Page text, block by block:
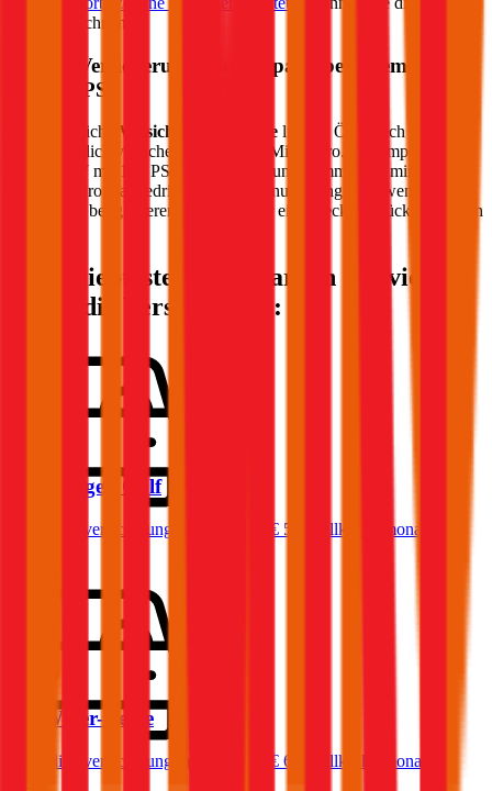
genau berechnen.
Welche Versicherungssumme passt bei einem PKW
PS?
Die gesetzliche Versicherungssumme liegt in Österreich bei der
Kfz-Haftpflichtversicherung bei 7,79 Mio. Euro. Wir empfehlen für
Ihren PKW mit
181
PS eine Versicherungssumme von mindestens
20 Mio. Euro, da niedrigere Summen nur geringfügig weniger
kosten und bei größeren Schäden aber eine Deckungslücke auftreten
Die beliebtesten Automarken - so viel
kostet die Versicherung:
Volkswagen Golf
Haftpflichtversicherung monatlich ab € 50
Vollkasko monatlich
BMW 3er-Reihe
Haftpflichtversicherung monatlich ab € 68
Vollkasko monatlich